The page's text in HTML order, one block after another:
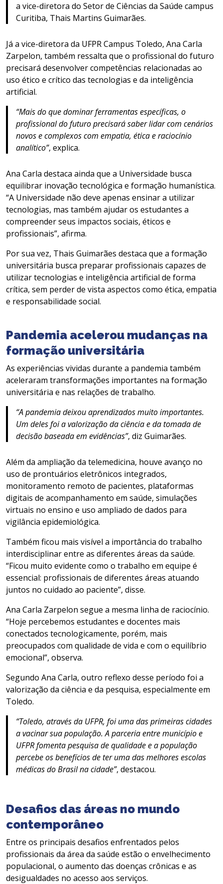
a vice-diretora do Setor de Ciências da Saúde campus
Curitiba, Thais Martins Guimarães.
Já a vice-diretora da UFPR Campus Toledo, Ana Carla
Zarpelon, também ressalta que o profissional do futuro
precisará desenvolver competências relacionadas ao
uso ético e crítico das tecnologias e da inteligência
artificial.
“Mais do que dominar ferramentas específicas, o
profissional do futuro precisará saber lidar com cenários
novos e complexos com empatia, ética e raciocínio
analítico”, explica.
Ana Carla destaca ainda que a Universidade busca
equilibrar inovação tecnológica e formação humanística.
“A Universidade não deve apenas ensinar a utilizar
tecnologias, mas também ajudar os estudantes a
compreender seus impactos sociais, éticos e
profissionais”, afirma.
Por sua vez, Thais Guimarães destaca que a formação
universitária busca preparar profissionais capazes de
utilizar tecnologias e inteligência artificial de forma
crítica, sem perder de vista aspectos como ética, empatia
e responsabilidade social.
Pandemia acelerou mudanças na
formação universitária
As experiências vividas durante a pandemia também
aceleraram transformações importantes na formação
universitária e nas relações de trabalho.
“A pandemia deixou aprendizados muito importantes.
Um deles foi a valorização da ciência e da tomada de
decisão baseada em evidências”, diz Guimarães.
Além da ampliação da telemedicina, houve avanço no
uso de prontuários eletrônicos integrados,
monitoramento remoto de pacientes, plataformas
digitais de acompanhamento em saúde, simulações
virtuais no ensino e uso ampliado de dados para
vigilância epidemiológica.
Também ficou mais visível a importância do trabalho
interdisciplinar entre as diferentes áreas da saúde.
“Ficou muito evidente como o trabalho em equipe é
essencial: profissionais de diferentes áreas atuando
juntos no cuidado ao paciente”, disse.
Ana Carla Zarpelon segue a mesma linha de raciocínio.
“Hoje percebemos estudantes e docentes mais
conectados tecnologicamente, porém, mais
preocupados com qualidade de vida e com o equilíbrio
emocional”, observa.
Segundo Ana Carla, outro reflexo desse período foi a
valorização da ciência e da pesquisa, especialmente em
Toledo.
“Toledo, através da UFPR, foi uma das primeiras cidades
a vacinar sua população. A parceria entre município e
UFPR fomenta pesquisa de qualidade e a população
percebe os benefícios de ter uma das melhores escolas
médicas do Brasil na cidade”, destacou.
Desafios das áreas no mundo
contemporâneo
Entre os principais desafios enfrentados pelos
profissionais da área da saúde estão o envelhecimento
populacional, o aumento das doenças crônicas e as
desigualdades no acesso aos serviços.